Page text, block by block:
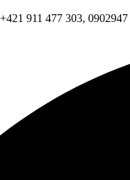
911 477 303,